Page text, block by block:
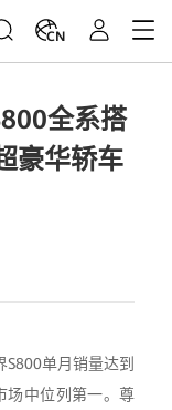
CN
全系搭
豪华轿车
单月销量达到
场中位列第一。尊